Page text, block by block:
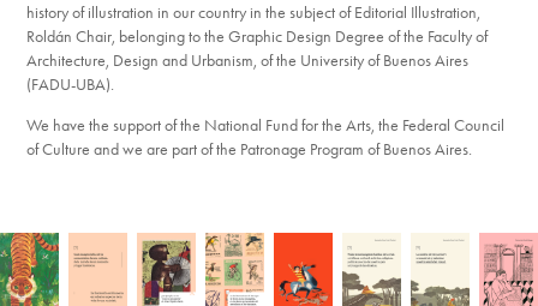
history of illustration in our country in the subject of Editorial Illustration,
Roldán Chair, belonging to the Graphic Design Degree of the Faculty of
Architecture, Design and Urbanism, of the University of Buenos Aires
(FADU-UBA).
We have the support of the National Fund for the Arts, the Federal Council
of Culture and we are part of the Patronage Program of Buenos Aires.